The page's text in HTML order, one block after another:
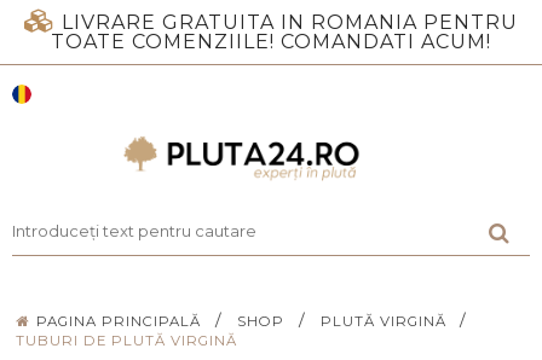
LIVRARE GRATUITA IN ROMANIA PENTRU
TOATE COMENZIILE! COMANDATI ACUM!
PAGINA PRINCIPALĂ / SHOP / PLUTĂ VIRGINĂ /
TUBURI DE PLUTĂ VIRGINĂ